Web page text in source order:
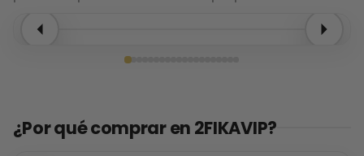
¿Por qué comprar en 2FIKAVIP?